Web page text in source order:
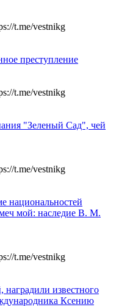
t.me/vestnikg
преступление
t.me/vestnikg
"Зеленый Сад", чей
t.me/vestnikg
национальностей
мой: наследие В. М.
t.me/vestnikg
известного
Ксению